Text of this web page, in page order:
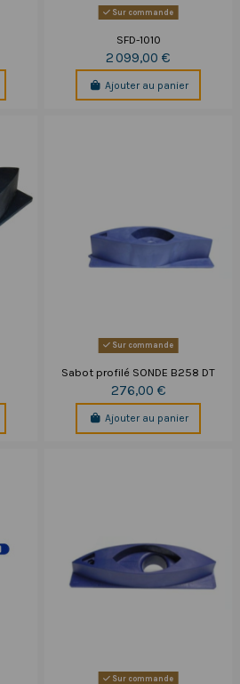
Sur commande
SFD-1010
2 099,00 €
Ajouter au panier
Sur commande
Sabot profilé SONDE B258 DT
276,00 €
Ajouter au panier
Sur commande